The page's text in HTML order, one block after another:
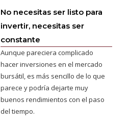
No necesitas ser listo para
invertir, necesitas ser
constante
Aunque pareciera complicado
hacer inversiones en el mercado
bursátil, es más sencillo de lo que
parece y podría dejarte muy
buenos rendimientos con el paso
del tiempo.